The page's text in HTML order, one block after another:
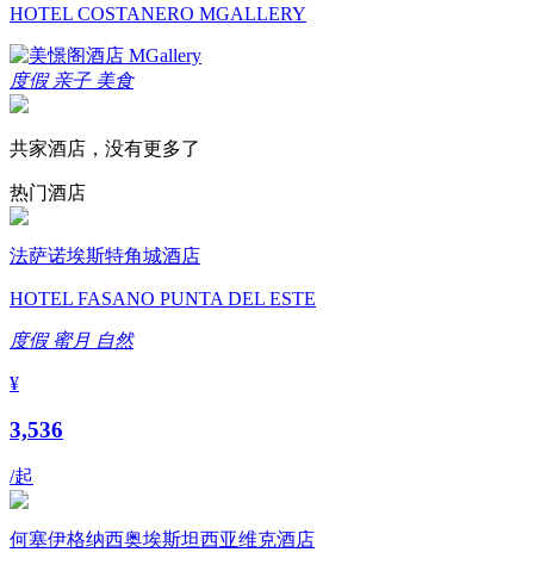
HOTEL COSTANERO MGALLERY
度假 亲子 美食
共家酒店，没有更多了
热门酒店
法萨诺埃斯特角城酒店
HOTEL FASANO PUNTA DEL ESTE
度假 蜜月 自然
¥
3,536
/起
何塞伊格纳西奥埃斯坦西亚维克酒店